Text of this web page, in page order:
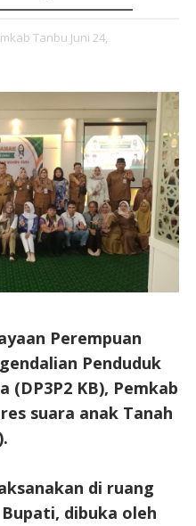
Tanbu Juni 24,
Perempuan
Penduduk
(DP3P2 KB), Pemkab
suara anak Tanah
di ruang
dibuka oleh